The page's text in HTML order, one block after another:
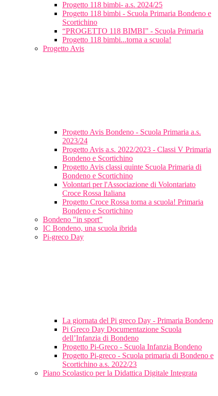
Progetto 118 bimbi- a.s. 2024/25
Progetto 118 bimbi - Scuola Primaria Bondeno e
Scortichino
“PROGETTO 118 BIMBI” - Scuola Primaria
Progetto 118 bimbi...torna a scuola!
Progetto Avis
Progetto Avis Bondeno - Scuola Primaria a.s.
2023/24
Progetto Avis a.s. 2022/2023 - Classi V Primaria
Bondeno e Scortichino
Progetto Avis classi quinte Scuola Primaria di
Bondeno e Scortichino
Volontari per l'Associazione di Volontariato
Croce Rossa Italiana
Progetto Croce Rossa torna a scuola! Primaria
Bondeno e Scortichino
Bondeno "in sport"
IC Bondeno, una scuola ibrida
Pi-greco Day
La giornata del Pi greco Day - Primaria Bondeno
Pi Greco Day Documentazione Scuola
dell’Infanzia di Bondeno
Progetto Pi-Greco - Scuola Infanzia Bondeno
Progetto Pi-greco - Scuola primaria di Bondeno e
Scortichino a.s. 2022/23
Piano Scolastico per la Didattica Digitale Integrata